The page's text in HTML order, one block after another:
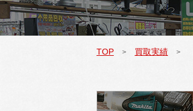
TOP > 買取実績 >